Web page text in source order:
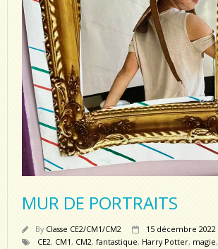
MUR DE PORTRAITS
By Classe CE2/CM1/CM2 15 décembre 2022
CE2, CM1, CM2, fantastique, Harry Potter, magie,